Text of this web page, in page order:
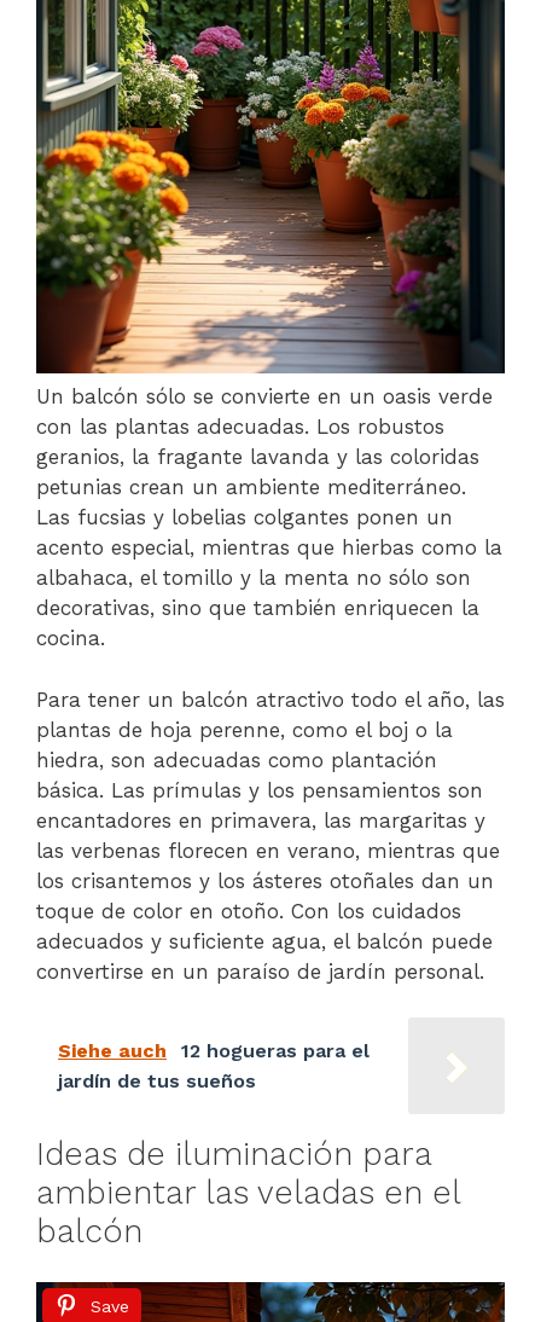
Un balcón sólo se convierte en un oasis verde
con las plantas adecuadas. Los robustos
geranios, la fragante lavanda y las coloridas
petunias crean un ambiente mediterráneo.
Las fucsias y lobelias colgantes ponen un
acento especial, mientras que hierbas como la
albahaca, el tomillo y la menta no sólo son
decorativas, sino que también enriquecen la
cocina.
Para tener un balcón atractivo todo el año, las
plantas de hoja perenne, como el boj o la
hiedra, son adecuadas como plantación
básica. Las prímulas y los pensamientos son
encantadores en primavera, las margaritas y
las verbenas florecen en verano, mientras que
los crisantemos y los ásteres otoñales dan un
toque de color en otoño. Con los cuidados
adecuados y suficiente agua, el balcón puede
convertirse en un paraíso de jardín personal.
Siehe auch
12 hogueras para el
jardín de tus sueños
Ideas de iluminación para
ambientar las veladas en el
balcón
Save